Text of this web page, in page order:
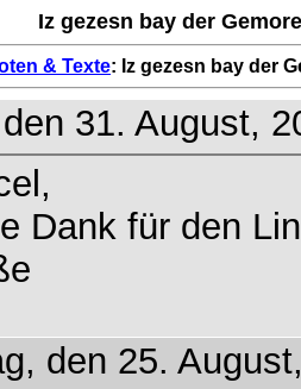
Iz gezesn bay der
& Texte: Iz gezesn bay der
31. August,
Dank für den
den 25.